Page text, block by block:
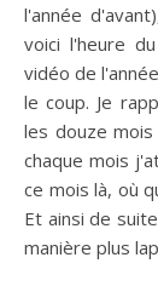
l'année
voici l'heure
vidéo de
le coup. Je
les douze
chaque mois
ce mois là, où
Et ainsi de
manière plus